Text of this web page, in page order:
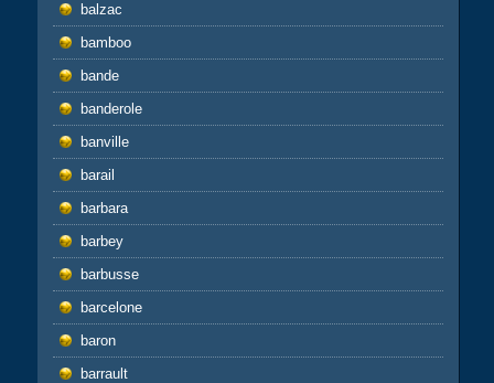
balzac
bamboo
bande
banderole
banville
barail
barbara
barbey
barbusse
barcelone
baron
barrault